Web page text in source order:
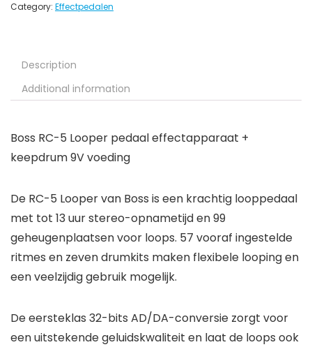
Category: Effectpedalen
Description
Additional information
Boss RC-5 Looper pedaal effectapparaat +
keepdrum 9V voeding
De RC-5 Looper van Boss is een krachtig looppedaal
met tot 13 uur stereo-opnametijd en 99
geheugenplaatsen voor loops. 57 vooraf ingestelde
ritmes en zeven drumkits maken flexibele looping en
een veelzijdig gebruik mogelijk.
De eersteklas 32-bits AD/DA-conversie zorgt voor
een uitstekende geluidskwaliteit en laat de loops ook